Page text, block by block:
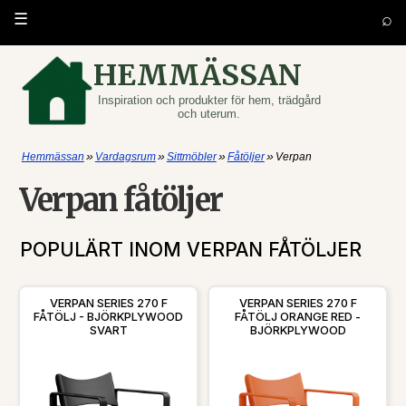
HEMMÄSSAN
Inspiration och produkter för hem, trädgård
och uterum.
☰ ⌕
Hemmässan » Vardagsrum»Sittmöbler»Fåtöljer» Verpan
Verpan fåtöljer
POPULÄRT INOM VERPAN FÅTÖLJER
VERPAN SERIES 270 F
FÅTÖLJ - BJÖRKPLYWOOD
SVART
VERPAN SERIES 270 F
FÅTÖLJ ORANGE RED -
BJÖRKPLYWOOD